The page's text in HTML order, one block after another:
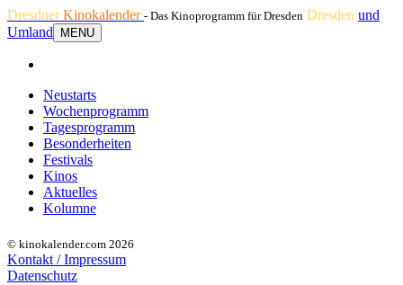
DresdnerKinokalender - Das Kinoprogramm für Dresden Dresden und
Umland
MENU
Neustarts
Wochenprogramm
Tagesprogramm
Besonderheiten
Festivals
Kinos
Aktuelles
Kolumne
© kinokalender.com 2026
Kontakt / Impressum
Datenschutz